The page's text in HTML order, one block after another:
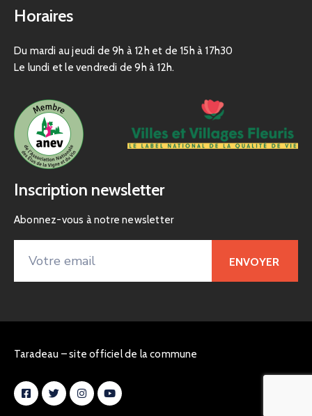
Horaires
Du mardi au jeudi de 9h à 12h et de 15h à 17h30
Le lundi et le vendredi de 9h à 12h.
Inscription newsletter
Abonnez-vous à notre newsletter
Taradeau – site officiel de la commune